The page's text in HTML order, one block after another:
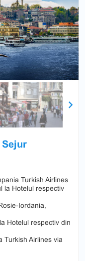
Sejur
Turkish Airlines
la Hotelul respectiv
Iordania,
Hotelul respectiv din
Turkish Airlines via
Next